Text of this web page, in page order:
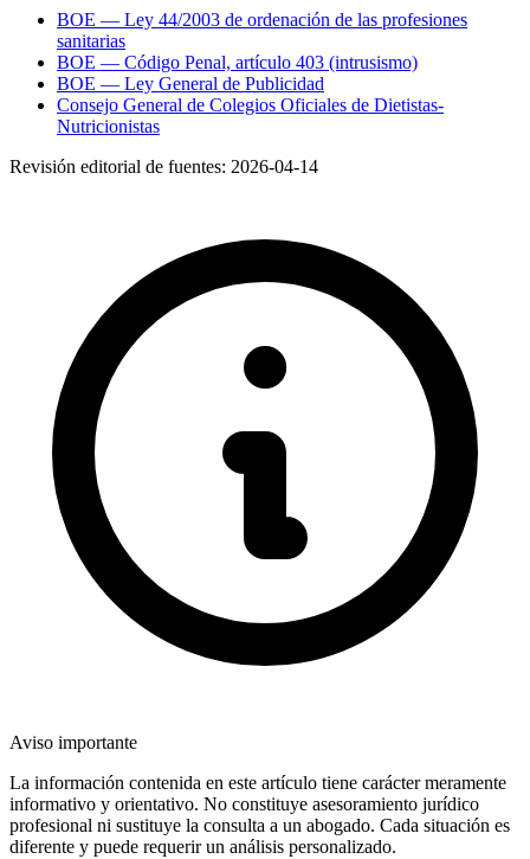
BOE — Ley 44/2003 de ordenación de las profesiones
sanitarias
BOE — Código Penal, artículo 403 (intrusismo)
BOE — Ley General de Publicidad
Consejo General de Colegios Oficiales de Dietistas-
Nutricionistas
Revisión editorial de fuentes: 2026-04-14
Aviso importante
La información contenida en este artículo tiene carácter meramente
informativo y orientativo. No constituye asesoramiento jurídico
profesional ni sustituye la consulta a un abogado. Cada situación es
diferente y puede requerir un análisis personalizado.